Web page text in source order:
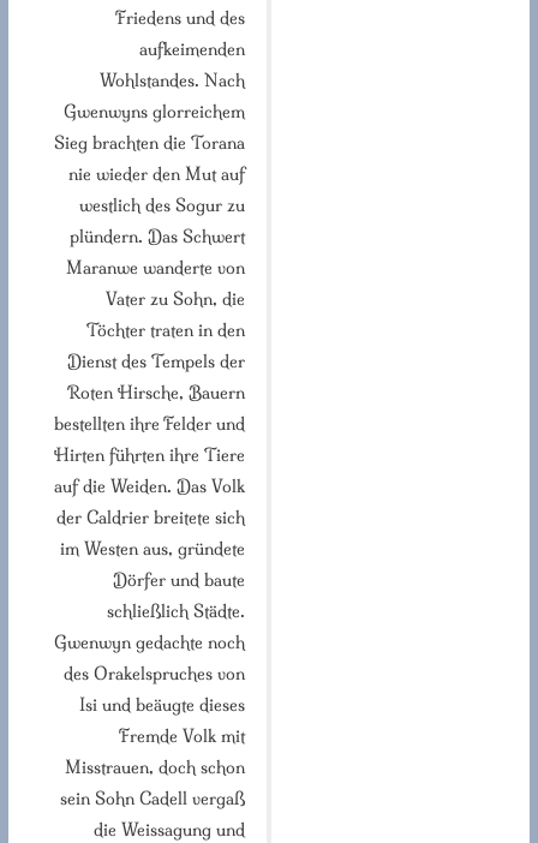
Friedens und des
aufkeimenden
Wohlstandes. Nach
Gwenwyns glorreichem
Sieg brachten die Torana
nie wieder den Mut auf
westlich des Sogur zu
plündern. Das Schwert
Maranwe wanderte von
Vater zu Sohn, die
Töchter traten in den
Dienst des Tempels der
Roten Hirsche, Bauern
bestellten ihre Felder und
Hirten führten ihre Tiere
auf die Weiden. Das Volk
der Caldrier breitete sich
im Westen aus, gründete
Dörfer und baute
schließlich Städte.
Gwenwyn gedachte noch
des Orakelspruches von
Isi und beäugte dieses
Fremde Volk mit
Misstrauen, doch schon
sein Sohn Cadell vergaß
die Weissagung und